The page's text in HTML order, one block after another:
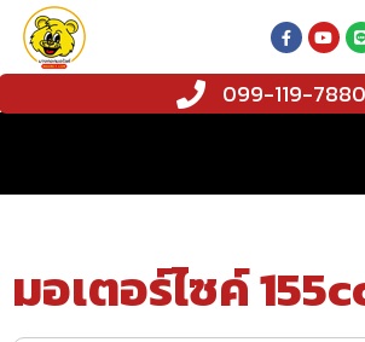
099-119-7880
มอเตอร์ไซค์